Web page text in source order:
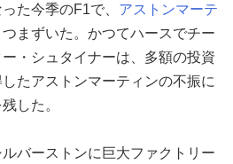
た今季のF1で、 アストンマーテ
まずいた。かつてハースでチー
・シュタイナーは、多額の投資
たアストンマーティンの不振に
した。
バーストンに巨大ファクトリー